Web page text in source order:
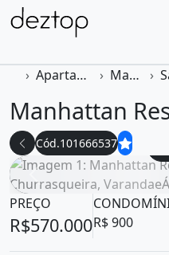
Apartamento Macapá
Cód.101666537
Voltar foto
PREÇO
R$570.000R$ 900